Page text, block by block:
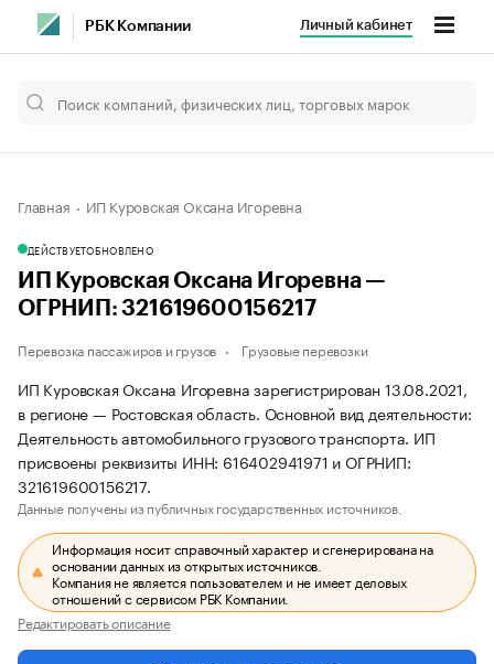
РБК Компании Личный кабинет
Главная ИП Куровская Оксана Игоревна
ДЕЙСТВУЕТОБНОВЛЕНО
ИП Куровская Оксана Игоревна —
ОГРНИП: 321619600156217
Перевозка пассажиров и грузов Грузовые перевозки
ИП Куровская Оксана Игоревна зарегистрирован 13.08.2021,
в регионе — Ростовская область. Основной вид деятельности:
Деятельность автомобильного грузового транспорта. ИП
присвоены реквизиты ИНН: 616402941971 и ОГРНИП:
321619600156217.
Данные получены из публичных государственных источников.
Информация носит справочный характер и сгенерирована на
основании данных из открытых источников.
Компания не является пользователем и не имеет деловых
отношений с сервисом РБК Компании.
Редактировать описание